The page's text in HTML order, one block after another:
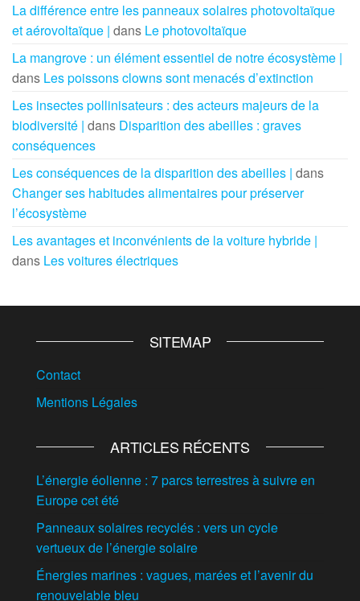
La différence entre les panneaux solaires photovoltaïque
et aérovoltaïque | dans Le photovoltaïque
La mangrove : un élément essentiel de notre écosystème |
dans Les poissons clowns sont menacés d’extinction
Les insectes pollinisateurs : des acteurs majeurs de la
biodiversité | dans Disparition des abeilles : graves
conséquences
Les conséquences de la disparition des abeilles | dans
Changer ses habitudes alimentaires pour préserver
l’écosystème
Les avantages et inconvénients de la voiture hybride |
dans Les voitures électriques
SITEMAP
Contact
Mentions Légales
ARTICLES RÉCENTS
L’énergie éolienne : 7 parcs terrestres à suivre en
Europe cet été
Panneaux solaires recyclés : vers un cycle
vertueux de l’énergie solaire
Énergies marines : vagues, marées et l’avenir du
renouvelable bleu